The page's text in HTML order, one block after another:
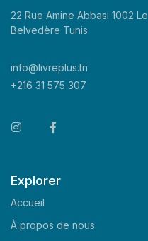
22 Rue Amine Abbasi 1002 Le
Belvedère Tunis
info@livreplus.tn
+216 31 575 307
Explorer
Accueil
À propos de nous